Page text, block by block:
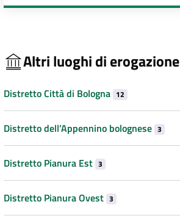
Altri luoghi di erogazione
Distretto Città di Bologna 12
Distretto dell’Appennino bolognese 3
Distretto Pianura Est 3
Distretto Pianura Ovest 3